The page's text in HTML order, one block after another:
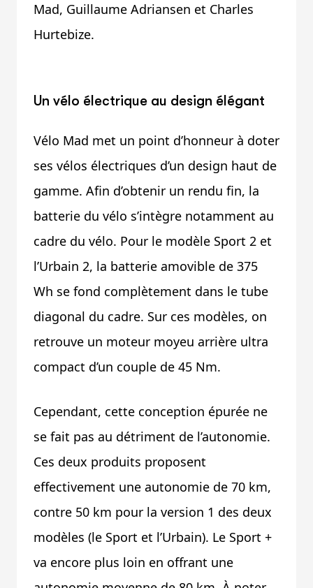
Mad, Guillaume Adriansen et Charles
Hurtebize.
Un vélo électrique au design élégant
Vélo Mad met un point d’honneur à doter
ses vélos électriques d’un design haut de
gamme. Afin d’obtenir un rendu fin, la
batterie du vélo s’intègre notamment au
cadre du vélo. Pour le modèle Sport 2 et
l’Urbain 2, la batterie amovible de 375
Wh se fond complètement dans le tube
diagonal du cadre. Sur ces modèles, on
retrouve un moteur moyeu arrière ultra
compact d’un couple de 45 Nm.
Cependant, cette conception épurée ne
se fait pas au détriment de l’autonomie.
Ces deux produits proposent
effectivement une autonomie de 70 km,
contre 50 km pour la version 1 des deux
modèles (le Sport et l’Urbain). Le Sport +
va encore plus loin en offrant une